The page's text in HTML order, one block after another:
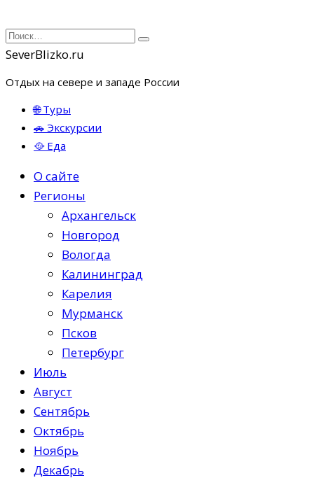
Перейти
к
Search
for:
SeverBlizko.ru
Отдых на севере и западе России
🌐 Туры
🚗 Экскурсии
🥘 Еда
О сайте
Регионы
Архангельск
Новгород
Вологда
Калининград
Карелия
Мурманск
Псков
Петербург
Июль
Август
Сентябрь
Октябрь
Ноябрь
Декабрь